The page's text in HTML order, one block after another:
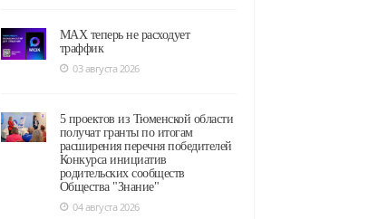
MAX теперь не расходует
траффик
03 августа 2026
5 проектов из Тюменской области
получат гранты по итогам
расширения перечня победителей
Конкурса инициатив
родительских сообществ
Общества "Знание"
04 августа 2026